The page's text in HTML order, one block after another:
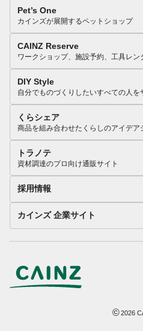
Pet’s One
カインズが展開するペットショップ
CAINZ Reserve
ワークショップ、施設予約、工具レン
DIY Style
自分でものづくりしたいすべての人を
くらシェア
商品を組み合わせたくらしのアイデア
トラノテ
資材調達のプロ向け通販サイト
採用情報
カインズ 企業サイト
©2026